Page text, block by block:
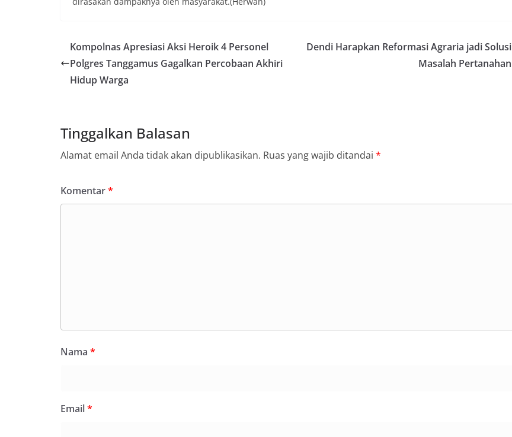
Kompolnas Apresiasi Aksi Heroik 4 Personel
Polgres Tanggamus Gagalkan Percobaan Akhiri
Hidup Warga
Dendi Harapkan Reformasi Agraria jadi Solusi
Masalah Pertanahan
Tinggalkan Balasan
Alamat email Anda tidak akan dipublikasikan. Ruas yang wajib ditandai *
Komentar*
Nama *
Email*